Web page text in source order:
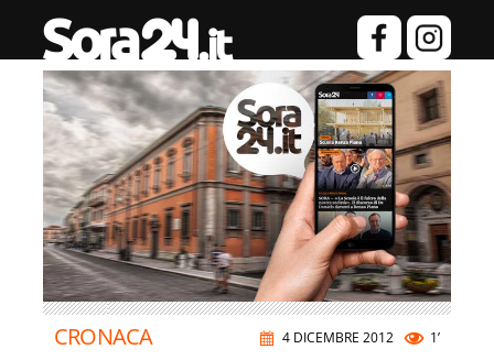
4 DICEMBRE 2012 1’
CRONACA